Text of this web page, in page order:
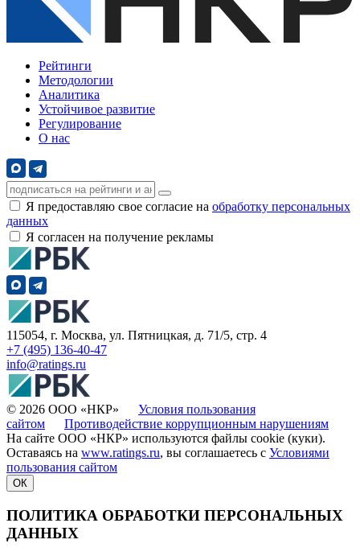
Рейтинги
Методологии
Аналитика
Устойчивое развитие
Регулирование
О нас
Я предоставляю свое согласие на обработку персональных
данных
Я согласен на получение рекламы
115054, г. Москва, ул. Пятницкая, д. 71/5, стр. 4
+7 (495) 136-40-47
info@ratings.ru
© 2026 ООО «НКР» Условия пользования
сайтом
Противодействие коррупционным нарушениям
На сайте ООО «НКР» используются файлы cookie (куки).
Оставаясь на www.ratings.ru, вы соглашаетесь с Условиями
пользования сайтом
ОК
ПОЛИТИКА ОБРАБОТКИ ПЕРСОНАЛЬНЫХ
ДАННЫХ